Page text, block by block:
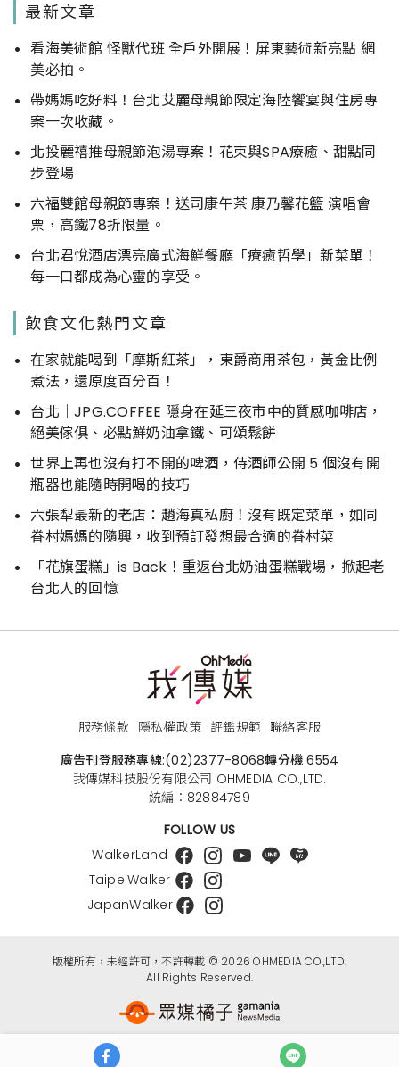
最新文章
看海美術館 怪獸代班 全戶外開展！屏東藝術新亮點 網
美必拍。
帶媽媽吃好料！台北艾麗母親節限定海陸饗宴與住房專
案一次收藏。
北投麗禧推母親節泡湯專案！花束與SPA療癒、甜點同
步登場
六福雙館母親節專案！送司康午茶 康乃馨花籃 演唱會
票，高鐵78折限量。
台北君悅酒店漂亮廣式海鮮餐廳「療癒哲學」新菜單！
每一口都成為心靈的享受。
飲食文化熱門文章
在家就能喝到「摩斯紅茶」，東爵商用茶包，黃金比例
煮法，還原度百分百！
台北｜JPG.COFFEE 隱身在延三夜市中的質感咖啡店，
絕美傢俱、必點鮮奶油拿鐵、可頌鬆餅
世界上再也沒有打不開的啤酒，侍酒師公開 5 個沒有開
瓶器也能隨時開喝的技巧
六張犁最新的老店：趙海真私廚！沒有既定菜單，如同
眷村媽媽的隨興，收到預訂發想最合適的眷村菜
「花旗蛋糕」is Back！重返台北奶油蛋糕戰場，掀起老
台北人的回憶
服務條款 隱私權政策 評鑑規範 聯絡客服
廣告刊登服務專線:(02)2377-8068轉分機 6554
我傳媒科技股份有限公司 OHMEDIA CO.,LTD.
統編：82884789
FOLLOW US
WalkerLand
TaipeiWalker
JapanWalker
版權所有，未經許可，不許轉載 © 2026 OHMEDIA CO.,LTD.
All Rights Reserved.